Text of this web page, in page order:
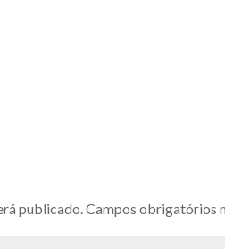
publicado. Campos obrigatórios